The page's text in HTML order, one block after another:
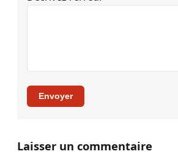
Envoyer
Laisser un commentaire